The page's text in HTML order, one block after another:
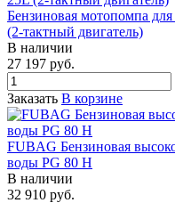
Бензиновая мотопомпа
(2-тактный двигатель)
В наличии
27 197 руб.
Заказать В корзине
FUBAG Бензиновая
воды PG 80 H
В наличии
32 910 руб.